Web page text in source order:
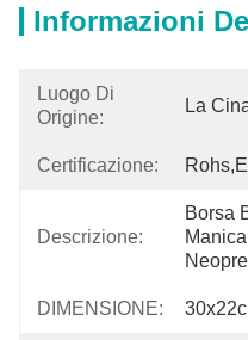
Informazioni
Luogo Di
Origine:
La
Certificazione:
Descrizione:
Borsa
DIMENSIONE: